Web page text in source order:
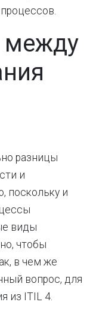
между
разницы
и
поскольку и
виды
чтобы
в чем же
вопрос, для
из ITIL 4.